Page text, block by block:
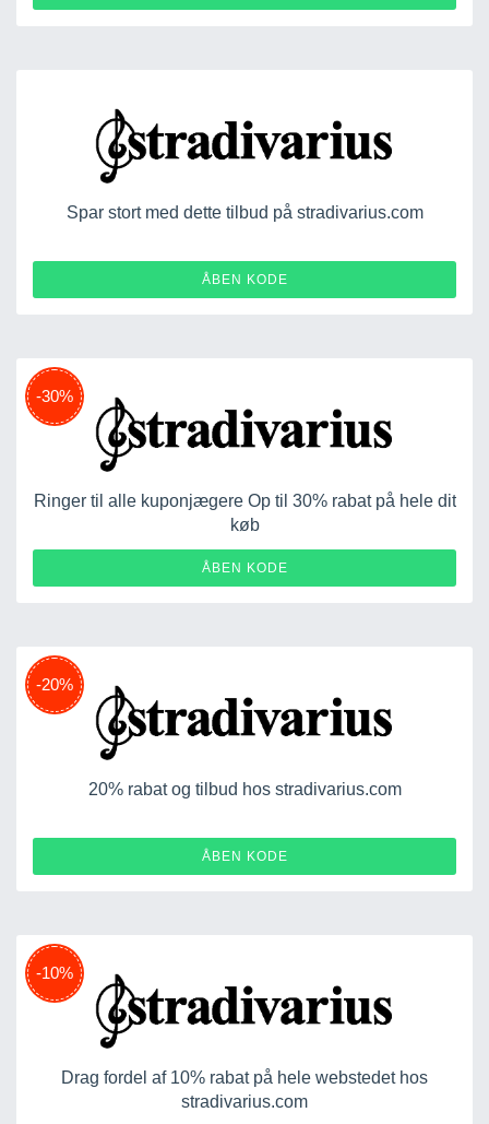
Spar stort med dette tilbud på stradivarius.com
ÅBEN KODE
-30%
Ringer til alle kuponjægere Op til 30% rabat på hele dit
køb
ÅBEN KODE
-20%
20% rabat og tilbud hos stradivarius.com
ÅBEN KODE
-10%
Drag fordel af 10% rabat på hele webstedet hos
stradivarius.com